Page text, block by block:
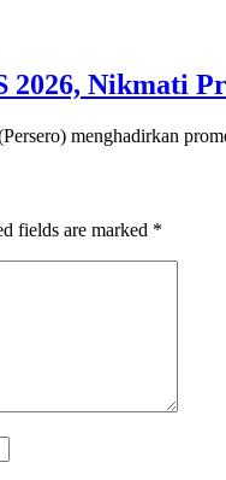
Nikmati
menghadirkan
fields are marked *